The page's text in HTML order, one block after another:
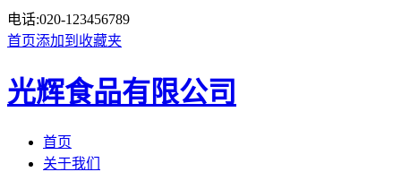
电话:020-123456789
首页添加到收藏夹
光辉食品有限公司
首页
关于我们